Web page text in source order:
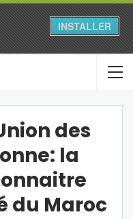
INSTALLER
des
la
du Maroc